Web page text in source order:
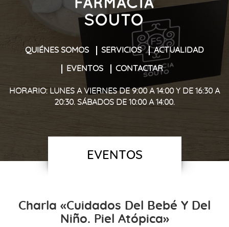
QUIÉNES SOMOS SERVICIOS ACTUALIDAD
EVENTOS CONTACTAR
HORARIO: LUNES A VIERNES DE 9:00 A 14:00 Y DE 16:30 A
20:30. SÁBADOS DE 10:00 A 14:00.
EVENTOS
Charla «Cuidados Del Bebé Y Del
Niño. Piel Atópica»